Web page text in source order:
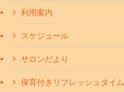
利用案内
スケジュール
サロンだより
保育付きリフレッシュタイム